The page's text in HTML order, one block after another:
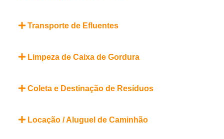
Transporte de Efluentes
Limpeza de Caixa de Gordura
Coleta e Destinação de Resíduos
Locação / Aluguel de Caminhão